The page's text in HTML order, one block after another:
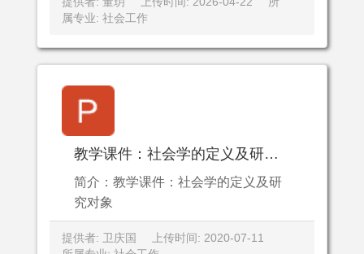
属专业: 社会工作
教学课件：社会学的定义及研究对象
简介：教学课件：社会学的定义及研
究对象
提供者: 卫庆国
上传时间: 2020-07-11